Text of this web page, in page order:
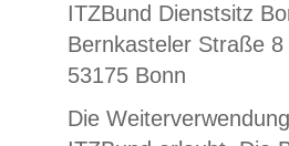
ITZBund Dienstsitz
Bernkasteler Straße 8
53175 Bonn
Die